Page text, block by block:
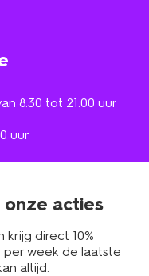
8.30 tot 21.00 uur
uur
acties
krijg direct 10%
week de laatste
altijd.